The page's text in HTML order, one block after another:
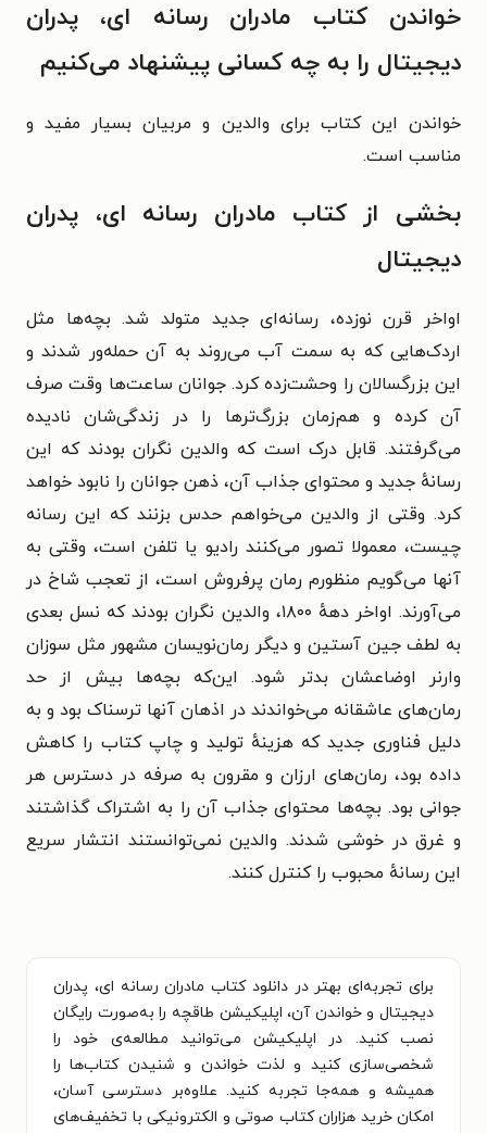
خواندن کتاب مادران رسانه ای، پدران
دیجیتال را به چه کسانی پیشنهاد می‌کنیم
خواندن این کتاب برای والدین و مربیان بسیار مفید و
مناسب است.
بخشی از کتاب مادران رسانه ای، پدران
دیجیتال
اواخر قرن نوزده، رسانه‌ای جدید متولد شد. بچه‌ها مثل
اردک‌هایی که به سمت آب می‌روند به آن حمله‌ور شدند و
این بزرگسالان را وحشت‌زده کرد. جوانان ساعت‌ها وقت صرف
آن کرده و هم‌زمان بزرگ‌ترها را در زندگی‌شان نادیده
می‌گرفتند. قابل درک است که والدین نگران بودند که این
رسانهٔ جدید و محتوای جذاب آن، ذهن جوانان را نابود خواهد
کرد. وقتی از والدین می‌خواهم حدس بزنند که این رسانه
چیست، معمولا تصور می‌کنند رادیو یا تلفن است، وقتی به
آنها می‌گویم منظورم رمان پرفروش است، از تعجب شاخ در
می‌آورند. اواخر دههٔ ۱۸۰۰، والدین نگران بودند که نسل بعدی
به لطف جین آستین و دیگر رمان‌نویسان مشهور مثل سوزان
وارنر اوضاعشان بدتر شود. این‌که بچه‌ها بیش از حد
رمان‌های عاشقانه می‌خواندند در اذهان آنها ترسناک بود و به
دلیل فناوری جدید که هزینهٔ تولید و چاپ کتاب را کاهش
داده بود، رمان‌های ارزان و مقرون به صرفه در دسترس هر
جوانی بود. بچه‌ها محتوای جذاب آن را به اشتراک گذاشتند
و غرق در خوشی شدند. والدین نمی‌توانستند انتشار سریع
این رسانهٔ محبوب را کنترل کنند.
برای تجربه‌ای بهتر در دانلود کتاب مادران رسانه ای، پدران
دیجیتال و خواندن آن، اپلیکیشن طاقچه را به‌صورت رایگان
نصب کنید. در اپلیکیشن می‌توانید مطالعه‌ی خود را
شخصی‌سازی کنید و لذت خواندن و شنیدن کتاب‌ها را
همیشه و همه‌جا تجربه کنید. علاوه‌بر دسترسی آسان،
امکان خرید هزاران کتاب صوتی و الکترونیکی با تخفیف‌های